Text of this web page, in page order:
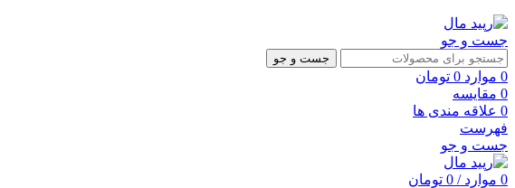
جست و جو
جست و جو
0 موارد 0 تومان
0 مقایسه
0 علاقه مندی ها
فهرست
جست و جو
0 موارد /
0 تومان